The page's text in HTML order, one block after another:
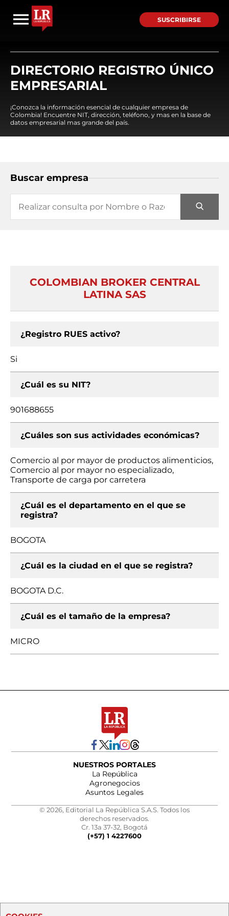
SUSCRIBIRSE
DIRECTORIO REGISTRO ÚNICO
EMPRESARIAL
¡Conozca la información esencial de cualquier empresa de
Colombia! Encuentre NIT, dirección, teléfono, y mas en la base de
datos empresarial mas grande del país.
Buscar empresa
COLOMBIAN BROKER CENTRAL
LATINA SAS
¿Registro RUES activo?
Si
¿Cuál es su NIT?
901688655
¿Cuáles son sus actividades económicas?
Comercio al por mayor de productos alimenticios,
Comercio al por mayor no especializado,
Transporte de carga por carretera
¿Cuál es el departamento en el que se
registra?
BOGOTA
¿Cuál es la ciudad en el que se registra?
BOGOTA D.C.
¿Cuál es el tamaño de la empresa?
MICRO
NUESTROS PORTALES
La República
Agronegocios
Asuntos Legales
© 2026, Editorial La República S.A.S. Todos los
derechos reservados.
Cr. 13a 37-32, Bogotá
(+57) 1 4227600